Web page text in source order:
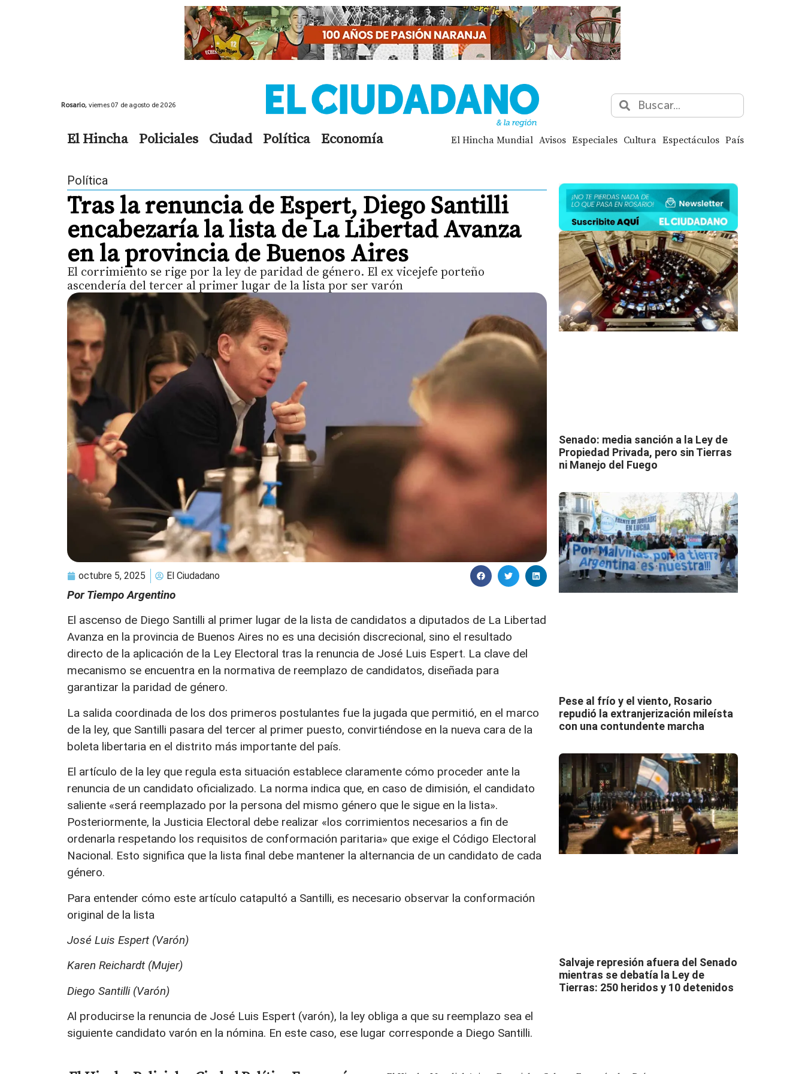
Rosario, viernes 07 de agosto de 2026
El Hincha Policiales Ciudad Política Economía El Hincha Mundial Avisos Especiales Cultura Espectáculos País
Política
Tras la renuncia de Espert, Diego Santilli
encabezaría la lista de La Libertad Avanza
en la provincia de Buenos Aires
El corrimiento se rige por la ley de paridad de género. El ex vicejefe porteño
ascendería del tercer al primer lugar de la lista por ser varón
octubre 5, 2025 El Ciudadano
Por Tiempo Argentino
El ascenso de Diego Santilli al primer lugar de la lista de candidatos a diputados de La Libertad
Avanza en la provincia de Buenos Aires no es una decisión discrecional, sino el resultado
directo de la aplicación de la Ley Electoral tras la renuncia de José Luis Espert. La clave del
mecanismo se encuentra en la normativa de reemplazo de candidatos, diseñada para
garantizar la paridad de género.
La salida coordinada de los dos primeros postulantes fue la jugada que permitió, en el marco
de la ley, que Santilli pasara del tercer al primer puesto, convirtiéndose en la nueva cara de la
boleta libertaria en el distrito más importante del país.
El artículo de la ley que regula esta situación establece claramente cómo proceder ante la
renuncia de un candidato oficializado. La norma indica que, en caso de dimisión, el candidato
saliente «será reemplazado por la persona del mismo género que le sigue en la lista».
Posteriormente, la Justicia Electoral debe realizar «los corrimientos necesarios a fin de
ordenarla respetando los requisitos de conformación paritaria» que exige el Código Electoral
Nacional. Esto significa que la lista final debe mantener la alternancia de un candidato de cada
género.
Para entender cómo este artículo catapultó a Santilli, es necesario observar la conformación
original de la lista
José Luis Espert (Varón)
Karen Reichardt (Mujer)
Diego Santilli (Varón)
Al producirse la renuncia de José Luis Espert (varón), la ley obliga a que su reemplazo sea el
siguiente candidato varón en la nómina. En este caso, ese lugar corresponde a Diego Santilli.
Senado: media sanción a la Ley de
Propiedad Privada, pero sin Tierras
ni Manejo del Fuego
Pese al frío y el viento, Rosario
repudió la extranjerización mileísta
con una contundente marcha
Salvaje represión afuera del Senado
mientras se debatía la Ley de
Tierras: 250 heridos y 10 detenidos